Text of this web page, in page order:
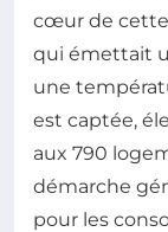
cœur de cette
qui émettait
une
est captée,
aux 790
démarche
pour les